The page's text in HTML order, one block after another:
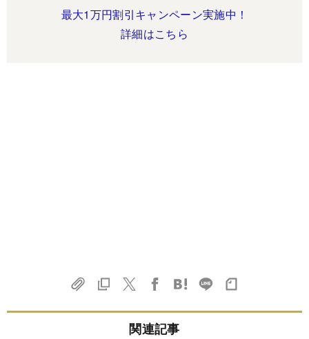
最大1万円割引キャンペーン実施中！
詳細はこちら
関連記事